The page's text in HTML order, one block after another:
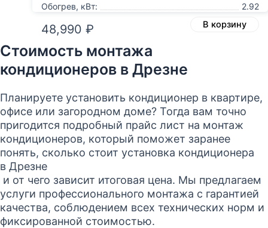
Обогрев, кВт:
2.92
48,990 ₽ В корзину
Стоимость монтажа
кондиционеров в Дрезне
Планируете установить кондиционер в квартире,
офисе или загородном доме? Тогда вам точно
пригодится подробный прайс лист на монтаж
кондиционеров, который поможет заранее
понять, сколько стоит установка кондиционера
в Дрезне
и от чего зависит итоговая цена. Мы предлагаем
услуги профессионального монтажа с гарантией
качества, соблюдением всех технических норм и
фиксированной стоимостью.